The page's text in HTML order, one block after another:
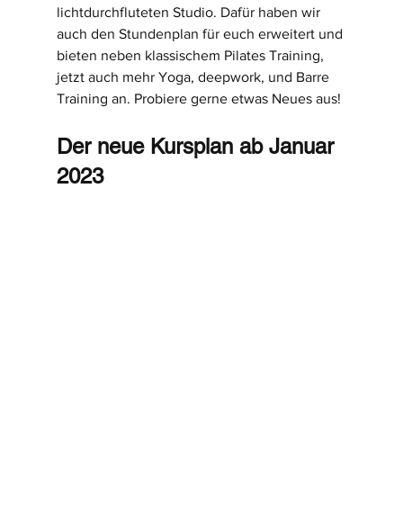
lichtdurchfluteten Studio. Dafür haben wir
auch den Stundenplan für euch erweitert und
bieten neben klassischem Pilates Training,
jetzt auch mehr Yoga, deepwork, und Barre
Training an. Probiere gerne etwas Neues aus!
Der neue Kursplan ab Januar
2023